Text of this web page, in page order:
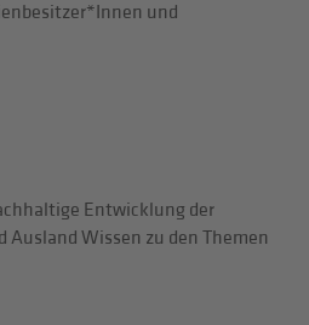
und
Entwicklung der
Wissen zu den Themen